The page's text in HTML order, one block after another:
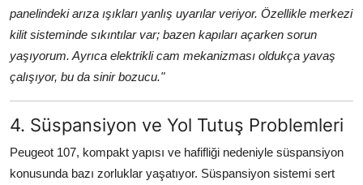
panelindeki arıza ışıkları yanlış uyarılar veriyor. Özellikle merkezi
kilit sisteminde sıkıntılar var; bazen kapıları açarken sorun
yaşıyorum. Ayrıca elektrikli cam mekanizması oldukça yavaş
çalışıyor, bu da sinir bozucu."
4. Süspansiyon ve Yol Tutuş Problemleri
Peugeot 107, kompakt yapısı ve hafifliği nedeniyle süspansiyon
konusunda bazı zorluklar yaşatıyor. Süspansiyon sistemi sert